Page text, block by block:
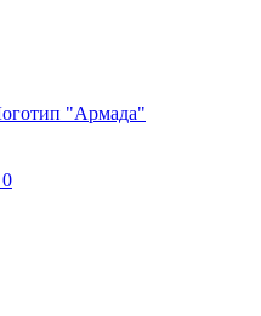
"Армада"
0